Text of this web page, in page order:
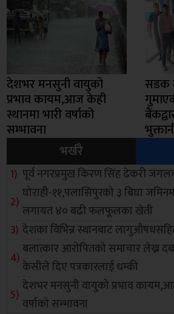
देशभर मनसुनी वायुको
प्रभाव कायम,आज केही
स्थानमा भारी वर्षाको
सम्भावना
सडक
भर्खरै
पूर्व नगरप्रमुख किरण सिंह ढेकरी
घोराही-११,पलासिपुरको ३ बिघा
लगायत ४० बढी फलफूलका खेती
देशका विभिन्न स्थानबाट
बलात्कार आरोपितको समाचार लेख्न
केसीले दिए पत्रकारलाई धम्की
देशभर मनसुनी वायुको प्रभाव
वर्षाको सम्भावना